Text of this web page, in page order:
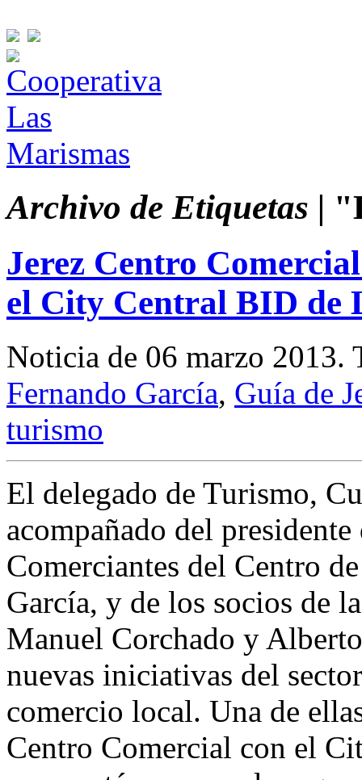
Archivo de Etiquetas |
Jerez Centro
el City Central BID de
Noticia de 06 marzo 2013.
Fernando García, Guía de
turismo
El delegado de Turismo,
acompañado del
Comerciantes del Centro
García, y de los socios de
Manuel Corchado y
nuevas iniciativas del
comercio local. Una de
Centro Comercial con el